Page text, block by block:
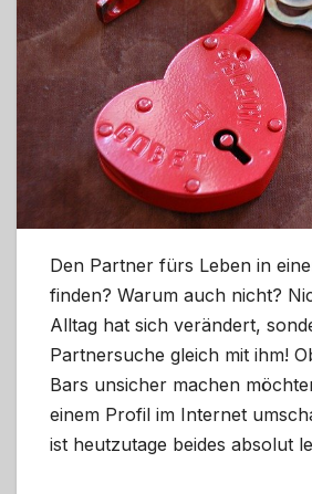
Den Partner fürs Leben in
finden? Warum auch nicht?
Alltag hat sich verändert,
Partnersuche gleich mit ihm!
Bars unsicher machen
einem Profil im Internet
ist heutzutage beides absolut